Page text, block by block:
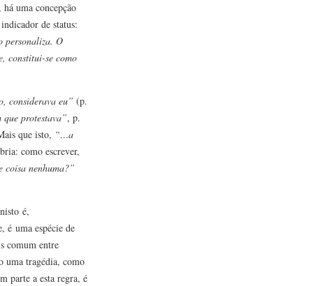
uma concepção
de status:
personaliza. O
constitui-se como
considerava eu” (p.
protestava”, p.
que isto, “…a
como escrever,
coisa nenhuma?”
é,
é uma espécie de
comum entre
uma tragédia, como
parte a esta regra, é